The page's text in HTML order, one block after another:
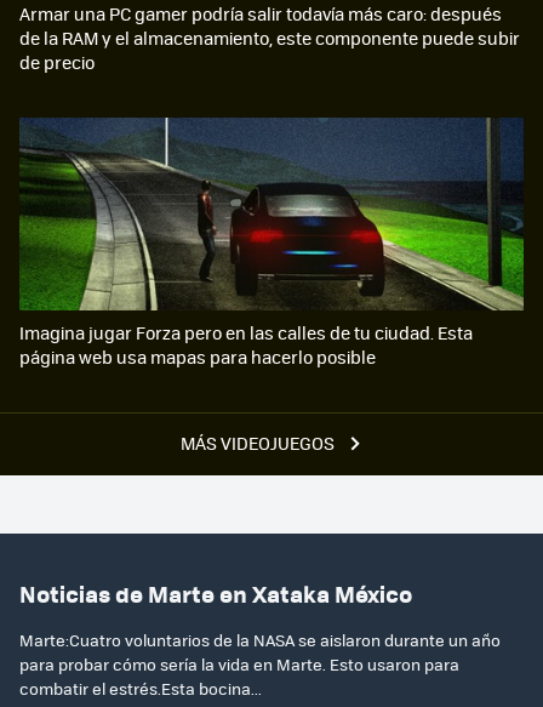
MÁS VIDEOJUEGOS
Armar una PC gamer podría salir todavía más caro: después
de la RAM y el almacenamiento, este componente puede subir
de precio
Imagina jugar Forza pero en las calles de tu ciudad. Esta
página web usa mapas para hacerlo posible
Noticias de Marte en Xataka México
Marte:Cuatro voluntarios de la NASA se aislaron durante un año
para probar cómo sería la vida en Marte. Esto usaron para
combatir el estrés.Esta bocina...